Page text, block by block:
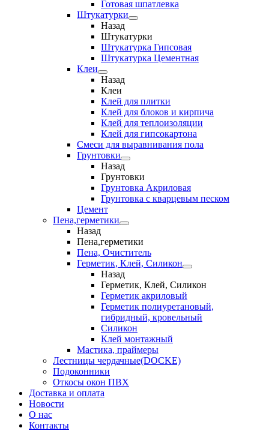
Готовая шпатлевка
Штукатурки
Назад
Штукатурки
Штукатурка Гипсовая
Штукатурка Цементная
Клеи
Назад
Клеи
Клей для плитки
Клей для блоков и кирпича
Клей для теплоизоляции
Клей для гипсокартона
Смеси для выравнивания пола
Грунтовки
Назад
Грунтовки
Грунтовка Акриловая
Грунтовка с кварцевым песком
Цемент
Пена,герметики
Назад
Пена,герметики
Пена, Очиститель
Герметик, Клей, Силикон
Назад
Герметик, Клей, Силикон
Герметик акриловый
Герметик полиуретановый,
гибридный, кровельный
Силикон
Клей монтажный
Мастика, праймеры
Лестницы чердачные(DOCKE)
Подоконники
Откосы окон ПВХ
Доставка и оплата
Новости
О нас
Контакты